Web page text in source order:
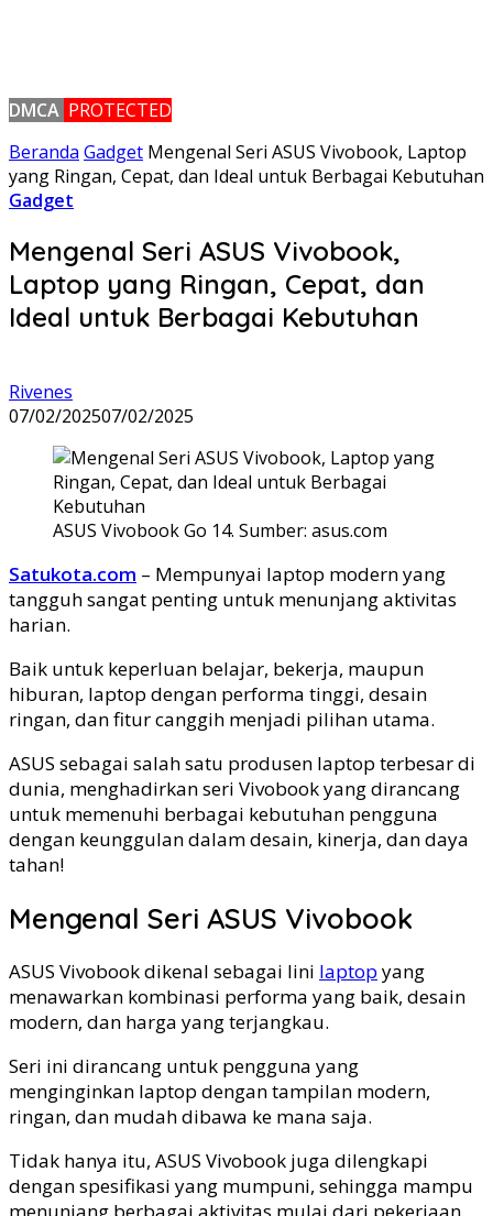
DMCA PROTECTED
Beranda Gadget Mengenal Seri ASUS Vivobook, Laptop
yang Ringan, Cepat, dan Ideal untuk Berbagai Kebutuhan
Gadget
Mengenal Seri ASUS Vivobook,
Laptop yang Ringan, Cepat, dan
Ideal untuk Berbagai Kebutuhan
Rivenes
07/02/202507/02/2025
ASUS Vivobook Go 14. Sumber: asus.com
Satukota.com – Mempunyai laptop modern yang
tangguh sangat penting untuk menunjang aktivitas
harian.
Baik untuk keperluan belajar, bekerja, maupun
hiburan, laptop dengan performa tinggi, desain
ringan, dan fitur canggih menjadi pilihan utama.
ASUS sebagai salah satu produsen laptop terbesar di
dunia, menghadirkan seri Vivobook yang dirancang
untuk memenuhi berbagai kebutuhan pengguna
dengan keunggulan dalam desain, kinerja, dan daya
tahan!
Mengenal Seri ASUS Vivobook
ASUS Vivobook dikenal sebagai lini laptop yang
menawarkan kombinasi performa yang baik, desain
modern, dan harga yang terjangkau.
Seri ini dirancang untuk pengguna yang
menginginkan laptop dengan tampilan modern,
ringan, dan mudah dibawa ke mana saja.
Tidak hanya itu, ASUS Vivobook juga dilengkapi
dengan spesifikasi yang mumpuni, sehingga mampu